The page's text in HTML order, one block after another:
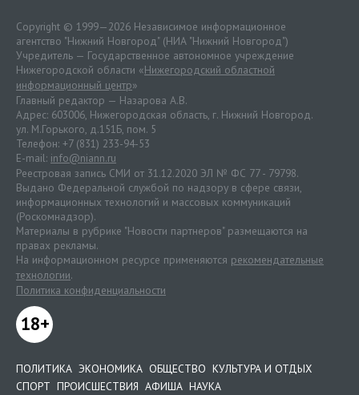
Copyright © 1999—2026 Независимое информационное
агентство "Нижний Новгород" (НИА "Нижний Новгород")
Учредитель — Государственное автономное учреждение
Нижегородской области «Нижегородский областной
информационный центр»
Главный редактор — Назарова А.В.
Адрес: 603006, Нижегородская область, г. Нижний Новгород.
ул. М.Горького, д.151Б, пом. 5
Телефон: +7 (831) 233-94-53
E-mail: info@niann.ru
Реестровая запись СМИ от 31.12.2020 ЭЛ № ФС 77 - 79798.
Выдано Федеральной службой по надзору в сфере связи,
информационных технологий и массовых коммуникаций
(Роскомнадзор).
Материалы в рубрике "Новости партнеров" размещаются на
правах рекламы.
На информационном ресурсе применяются рекомендательные
технологии.
Политика конфиденциальности
18+
ПОЛИТИКА ЭКОНОМИКА ОБЩЕСТВО КУЛЬТУРА И ОТДЫХ
СПОРТ ПРОИСШЕСТВИЯ АФИША НАУКА